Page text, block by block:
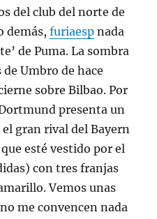
del club del norte de
demás,furiaesp nada
de Puma. La sombra
Umbro de hace
sobre Bilbao. Por
presenta un
gran rival del Bayern
esté vestido por el
con tres franjas
Vemos unas
me convencen nada